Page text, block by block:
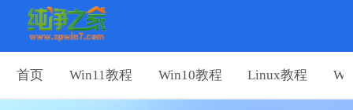
首页 Win11教程 Win10教程 Linux教程